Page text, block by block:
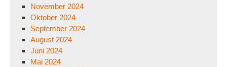
November 2024
Oktober 2024
September 2024
August 2024
Juni 2024
Mai 2024